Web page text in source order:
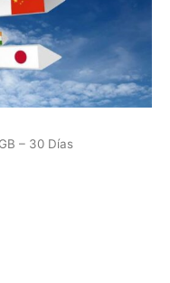
– 30 Días